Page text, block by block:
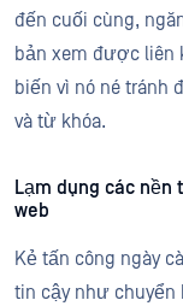
đến cuối cùng,
bản xem được liên
biến vì nó né tránh
và từ khóa.
Lạm dụng các
web
Kẻ tấn công ngày
tin cậy như